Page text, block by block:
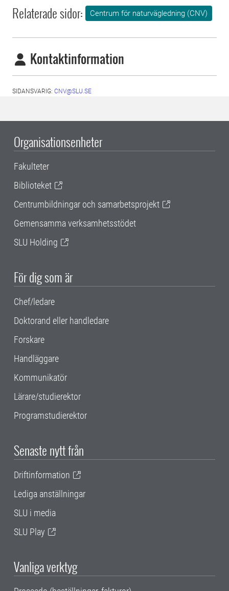
Relaterade sidor: Centrum för naturvägledning (CNV)
Kontaktinformation
SIDANSVARIG: CNV@SLU.SE
Organisationsenheter
Fakulteter
Biblioteket
Centrumbildningar och samarbetsprojekt
Gemensamma verksamhetsstödet
SLU Holding
För dig som är
Chef/ledare
Doktorand eller handledare
Forskare
Handläggare
Kommunikatör
Lärare/studierektor
Programstudierektor
Senaste nytt från
Driftinformation
Lediga anställningar
SLU i media
SLU Play
Vanliga verktyg